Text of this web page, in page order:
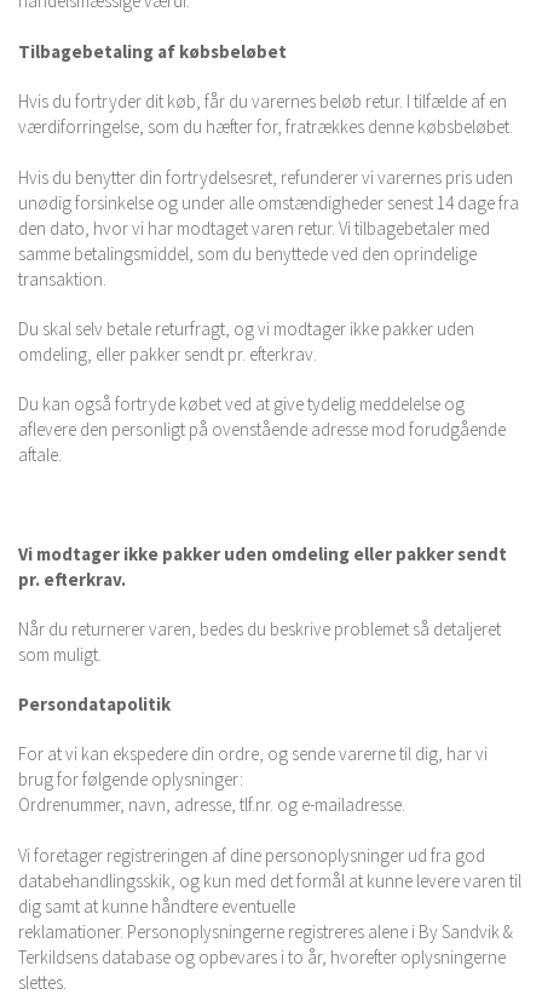
Tilbagebetaling af købsbeløbet
Hvis du fortryder dit køb, får du varernes beløb retur. I tilfælde af en
værdiforringelse, som du hæfter for, fratrækkes denne købsbeløbet.
Hvis du benytter din fortrydelsesret, refunderer vi varernes pris uden
unødig forsinkelse og under alle omstændigheder senest 14 dage fra
den dato, hvor vi har modtaget varen retur. Vi tilbagebetaler med
samme betalingsmiddel, som du benyttede ved den oprindelige
transaktion.
Du skal selv betale returfragt, og vi modtager ikke pakker uden
omdeling, eller pakker sendt pr. efterkrav.
Du kan også fortryde købet ved at give tydelig meddelelse og
aflevere den personligt på ovenstående adresse mod forudgående
aftale.
Vi modtager ikke pakker uden omdeling eller pakker sendt
pr. efterkrav.
Når du returnerer varen, bedes du beskrive problemet så detaljeret
som muligt.
Persondatapolitik
For at vi kan ekspedere din ordre, og sende varerne til dig, har vi
brug for følgende oplysninger:
Ordrenummer, navn, adresse, tlf.nr. og e-mailadresse.
Vi foretager registreringen af dine personoplysninger ud fra god
databehandlingsskik, og kun med det formål at kunne levere varen til
dig samt at kunne håndtere eventuelle
reklamationer. Personoplysningerne registreres alene i By Sandvik &
Terkildsens database og opbevares i to år, hvorefter oplysningerne
slettes.